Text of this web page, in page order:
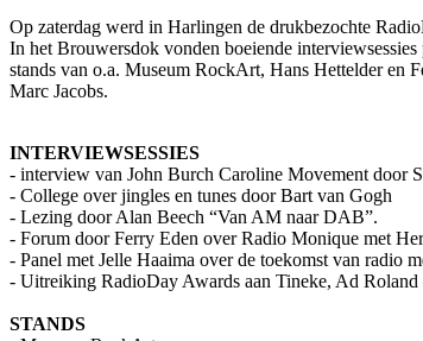
Op zaterdag werd in Harlingen de drukbezochte
In het Brouwersdok vonden boeiende
stands van o.a. Museum RockArt, Hans Hettelder en
Marc Jacobs.
INTERVIEWSESSIES
- interview van John Burch Caroline Movement door
- College over jingles en tunes door Bart van Gogh
- Lezing door Alan Beech “Van AM naar DAB”.
- Forum door Ferry Eden over Radio Monique met
- Panel met Jelle Haaima over de toekomst van radio
- Uitreiking RadioDay Awards aan Tineke, Ad Roland
STANDS